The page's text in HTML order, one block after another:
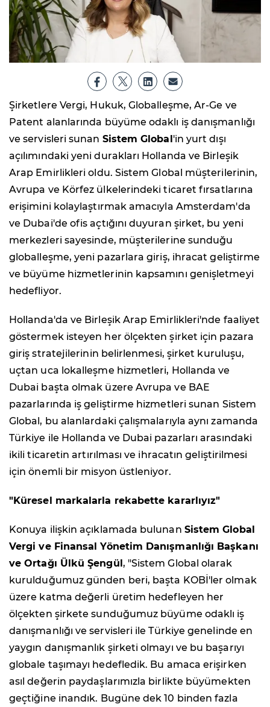
Şirketlere Vergi, Hukuk, Globalleşme, Ar-Ge ve
Patent alanlarında büyüme odaklı iş danışmanlığı
ve servisleri sunan Sistem Global'in yurt dışı
açılımındaki yeni durakları Hollanda ve Birleşik
Arap Emirlikleri oldu. Sistem Global müşterilerinin,
Avrupa ve Körfez ülkelerindeki ticaret fırsatlarına
erişimini kolaylaştırmak amacıyla Amsterdam'da
ve Dubai'de ofis açtığını duyuran şirket, bu yeni
merkezleri sayesinde, müşterilerine sunduğu
globalleşme, yeni pazarlara giriş, ihracat geliştirme
ve büyüme hizmetlerinin kapsamını genişletmeyi
hedefliyor.
Hollanda'da ve Birleşik Arap Emirlikleri'nde faaliyet
göstermek isteyen her ölçekten şirket için pazara
giriş stratejilerinin belirlenmesi, şirket kuruluşu,
uçtan uca lokalleşme hizmetleri, Hollanda ve
Dubai başta olmak üzere Avrupa ve BAE
pazarlarında iş geliştirme hizmetleri sunan Sistem
Global, bu alanlardaki çalışmalarıyla aynı zamanda
Türkiye ile Hollanda ve Dubai pazarları arasındaki
ikili ticaretin artırılması ve ihracatın geliştirilmesi
için önemli bir misyon üstleniyor.
"Küresel markalarla rekabette kararlıyız"
Konuya ilişkin açıklamada bulunan Sistem Global
Vergi ve Finansal Yönetim Danışmanlığı Başkanı
ve Ortağı Ülkü Şengül, "Sistem Global olarak
kurulduğumuz günden beri, başta KOBİ'ler olmak
üzere katma değerli üretim hedefleyen her
ölçekten şirkete sunduğumuz büyüme odaklı iş
danışmanlığı ve servisleri ile Türkiye genelinde en
yaygın danışmanlık şirketi olmayı ve bu başarıyı
globale taşımayı hedefledik. Bu amaca erişirken
asıl değerin paydaşlarımızla birlikte büyümekten
geçtiğine inandık. Bugüne dek 10 binden fazla